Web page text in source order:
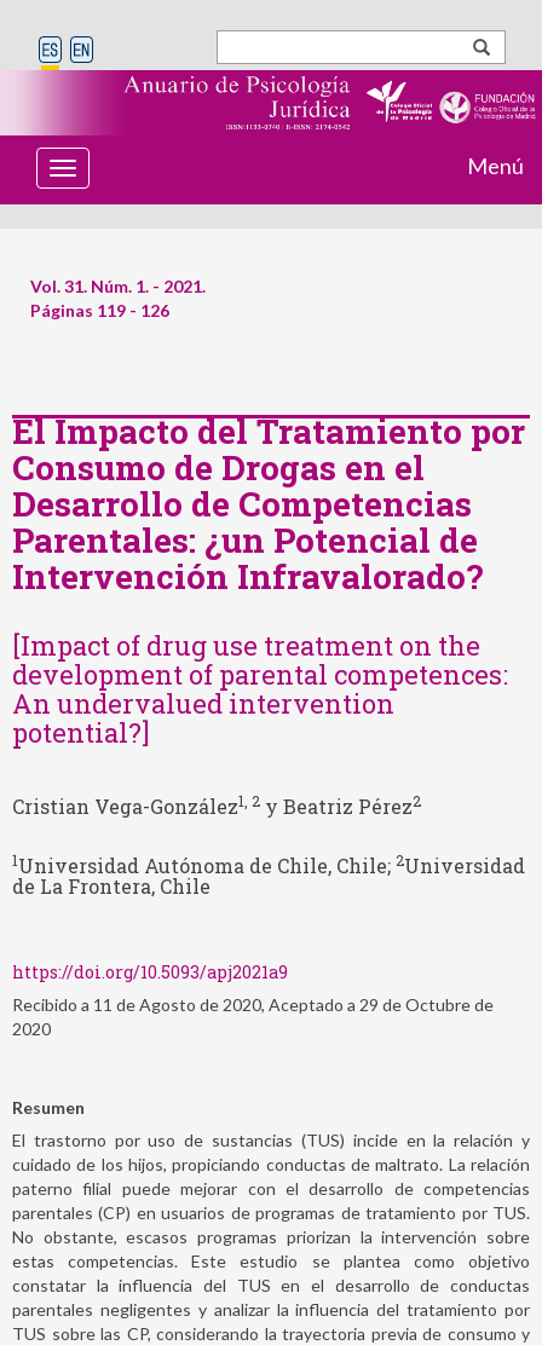
T
o
g
n
a
t
n
Menú
Vol. 31. Núm. 1. - 2021.
Páginas 119 - 126
El Impacto del Tratamiento por
Consumo de Drogas en el
Desarrollo de Competencias
Parentales: ¿un Potencial de
Intervención Infravalorado?
[Impact of drug use treatment on the
development of parental competences:
An undervalued intervention
potential?]
Cristian Vega-González1 , 2 y Beatriz Pérez2
1Universidad Autónoma de Chile, Chile; 2Universidad
de La Frontera, Chile
https://doi.org/10.5093/apj2021a9
Recibido a 11 de Agosto de 2020, Aceptado a 29 de Octubre de
2020
Resumen
El trastorno por uso de sustancias (TUS) incide en la relación y
cuidado de los hijos, propiciando conductas de maltrato. La relación
paterno filial puede mejorar con el desarrollo de competencias
parentales (CP) en usuarios de programas de tratamiento por TUS.
No obstante, escasos programas priorizan la intervención sobre
estas competencias. Este estudio se plantea como objetivo
constatar la influencia del TUS en el desarrollo de conductas
parentales negligentes y analizar la influencia del tratamiento por
TUS sobre las CP, considerando la trayectoria previa de consumo y